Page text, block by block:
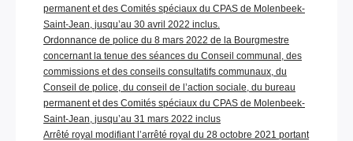
permanent et des Comités spéciaux du CPAS de Molenbeek-
Saint-Jean, jusqu’au 30 avril 2022 inclus.
Ordonnance de police du 8 mars 2022 de la Bourgmestre
concernant la tenue des séances du Conseil communal, des
commissions et des conseils consultatifs communaux, du
Conseil de police, du conseil de l’action sociale, du bureau
permanent et des Comités spéciaux du CPAS de Molenbeek-
Saint-Jean, jusqu’au 31 mars 2022 inclus
Arrêté royal modifiant l’arrêté royal du 28 octobre 2021 portant